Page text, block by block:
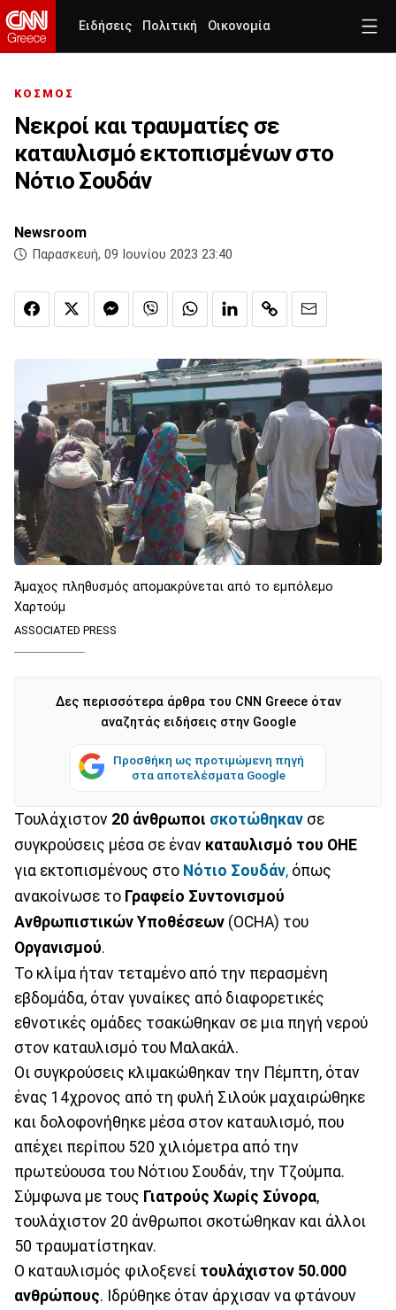
Ειδήσεις Πολιτική Οικονομία
ΚΟΣΜΟΣ
Νεκροί και τραυματίες σε
καταυλισμό εκτοπισμένων στο
Νότιο Σουδάν
Newsroom
Παρασκευή, 09 Ιουνίου 2023 23:40
Άμαχος πληθυσμός απομακρύνεται από το εμπόλεμο
Χαρτούμ
ASSOCIATED PRESS
Δες περισσότερα άρθρα του CNN Greece όταν
αναζητάς ειδήσεις στην Google
Προσθήκη ως προτιμώμενη πηγή
στα αποτελέσματα Google
Τουλάχιστον 20 άνθρωποι σκοτώθηκαν σε
συγκρούσεις μέσα σε έναν καταυλισμό του ΟΗΕ
για εκτοπισμένους στο Νότιο Σουδάν, όπως
ανακοίνωσε το Γραφείο Συντονισμού
Ανθρωπιστικών Υποθέσεων (OCHA) του
Οργανισμού.
Το κλίμα ήταν τεταμένο από την περασμένη
εβδομάδα, όταν γυναίκες από διαφορετικές
εθνοτικές ομάδες τσακώθηκαν σε μια πηγή νερού
στον καταυλισμό του Μαλακάλ.
Οι συγκρούσεις κλιμακώθηκαν την Πέμπτη, όταν
ένας 14χρονος από τη φυλή Σιλούκ μαχαιρώθηκε
και δολοφονήθηκε μέσα στον καταυλισμό, που
απέχει περίπου 520 χιλιόμετρα από την
πρωτεύουσα του Νότιου Σουδάν, την Τζούμπα.
Σύμφωνα με τους Γιατρούς Χωρίς Σύνορα,
τουλάχιστον 20 άνθρωποι σκοτώθηκαν και άλλοι
50 τραυματίστηκαν.
Ο καταυλισμός φιλοξενεί τουλάχιστον 50.000
ανθρώπους. Ιδρύθηκε όταν άρχισαν να φτάνουν